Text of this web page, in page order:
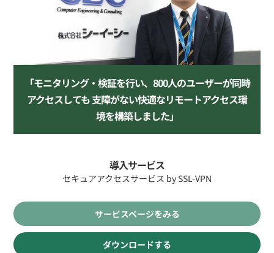
「モニタリング・検証を行い、800人のユーザーが同時
アクセスしても支障がない快適なリモートアクセス環
境を構築しました」
導入サービス
セキュアアクセスサービス by SSL-VPN
サービスページをみる
ダウンロードする